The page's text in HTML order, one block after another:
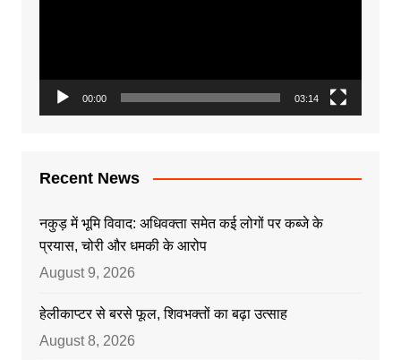
00:00 03:14
Recent News
नकुड़ में भूमि विवाद: अधिवक्ता समेत कई लोगों पर कब्जे के
प्रयास, चोरी और धमकी के आरोप
August 9, 2026
हेलीकाप्टर से बरसे फूल, शिवभक्तों का बढ़ा उत्साह
August 8, 2026